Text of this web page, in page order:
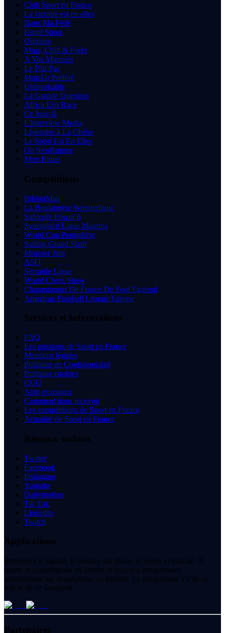
Club Sport en France
La victoire est en elles
Dans Ma Fédé
Esprit Sport
Origines
Mma, Chill & Fight
A Vos Marques
Le P'tit Pac
Mon Gr Préféré
Unbreakable
La Grande Question
Africa Eco Race
Ce Jour-là
L'interview Media
Légendes à La Chêne
Le Sport Est En Elles
On S'enflamme
Mon Rituel
Compétitions
BikingMan
La Boulangère Wonderligue
Saforelle Power 6
Synerglace Ligue Magnus
World Cup Pentathlon
Sailing Grand Slam
Monster Jam
ASO
Seconde Ligue
World Chess Show
Championnat De France De Foot Fauteuil
American Football League Europe
Services et Informations
FAQ
Les missions de Sport en France
Mentions légales
Politique de Confidentialité
Politique cookies
CGU
Aide et contact
Comment nous recevoir
Les compétitions de Sport en France
Actualité de Sport en France
Réseaux sociaux
Twitter
Facebook
Instagram
Youtube
Dailymotion
Tik Tok
Linkedin
Twitch
Applications
Retrouvez le basket, le hockey sur glace, le volley et plus de 70
sports et compétitions en directs et tous nos programmes
gratuitement sur smartphone ou tablette. Le programme Tv de ce
soir et de ce weekend.
Partenaires